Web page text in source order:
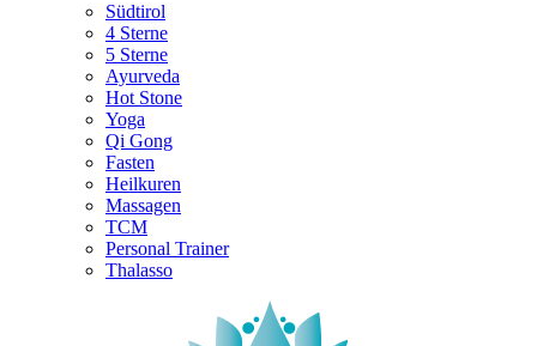
Südtirol
4 Sterne
5 Sterne
Ayurveda
Hot Stone
Yoga
Qi Gong
Fasten
Heilkuren
Massagen
TCM
Personal Trainer
Thalasso